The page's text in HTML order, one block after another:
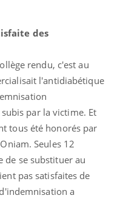
des
rendu, c'est au
l'antidiabétique
par la victime. Et
tous été honorés par
Seules 12
de se substituer au
pas satisfaites de
a